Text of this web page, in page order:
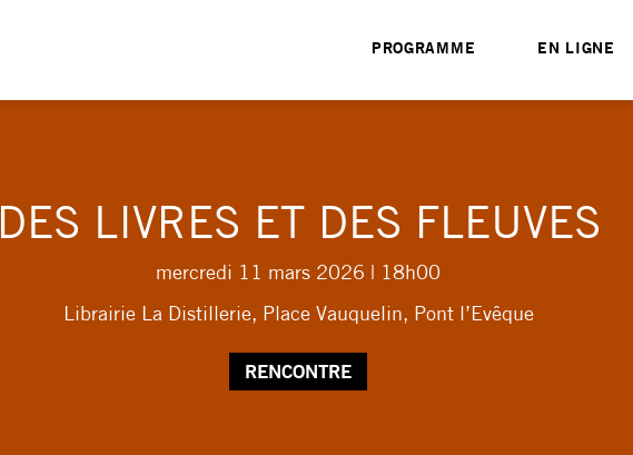
PROGRAMME EN LIGNE
DES LIVRES ET DES FLEUVES
mercredi 11 mars 2026 | 18h00
Librairie La Distillerie, Place Vauquelin, Pont l’Evêque
RENCONTRE